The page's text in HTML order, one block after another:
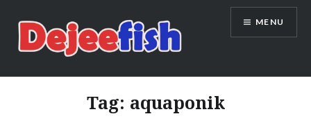
content
DEJEEFISH | PRODUSEN BENIH
IKAN BERKUALITAS INDONESIA
MENU
Tag: aquaponik